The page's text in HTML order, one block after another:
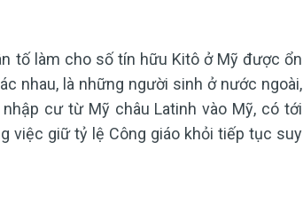
tố làm cho số tín hữu Kitô ở Mỹ được ổn
nhau, là những người sinh ở nước ngoài,
cư từ Mỹ châu Latinh vào Mỹ, có tới
việc giữ tỷ lệ Công giáo khỏi tiếp tục suy